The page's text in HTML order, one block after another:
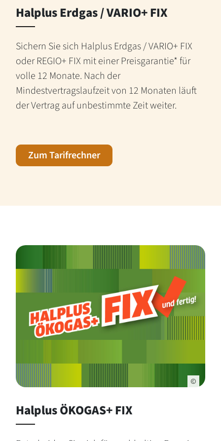
Halplus Erdgas / VARIO+ FIX
Sichern Sie sich Halplus Erdgas / VARIO+ FIX
oder REGIO+ FIX mit einer Preisgarantie* für
volle 12 Monate. Nach der
Mindestvertragslaufzeit von 12 Monaten läuft
der Vertrag auf unbestimmte Zeit weiter.
Zum Tarifrechner
Halplus ÖKOGAS+ FIX